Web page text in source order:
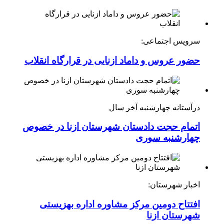
سرویس اجتماعی:
حضور عروس و داماد ازنایی در قرارگاه انقلاب
درآستانه چهارشنبه آخر سال
اتمام حجت دادستان شهرستان ازنا در خصوص
چهارشنبه ‌سوری
اخبار شهرستان:
افتتاح دومین مرکز مشاوره اداره بهزیستی
شهرستان ازنا